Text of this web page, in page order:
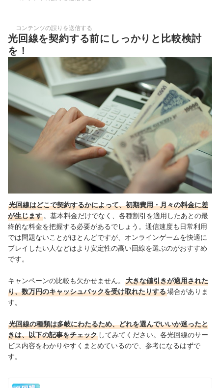
コンテンツの誤りを送信する
光回線を契約する前にしっかりと比較検討
を！
光回線はどこで契約するかによって、初期費用・月々の料金に差
が生じます 。基本料金だけでなく、各種割引を適用したあとの最
終的な料金を把握する必要があるでしょう。 通信速度も日常利用
では問題ないことがほとんどですが、オンラインゲームを快適に
プレイしたい人などはより安定性の高い回線を選ぶのがおすすめ
です。
キャンペーンの比較も欠かせません。
大きな値引きが適用された
り、数万円のキャッシュバックを受け取れたりする場合がありま
す。
光回線の種類は多岐にわたるため、どれを選んでいいか迷ったと
きは、以下の記事をチェック してみてください。各光回線のサー
ビス内容をわかりやすくまとめているので、参考になるはずで
す。